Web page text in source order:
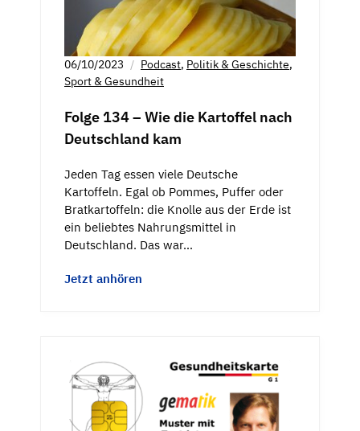
06/10/2023 Podcast, Politik & Geschichte,
Sport & Gesundheit
Folge 134 – Wie die Kartoffel nach
Deutschland kam
Jeden Tag essen viele Deutsche
Kartoffeln. Egal ob Pommes, Puffer oder
Bratkartoffeln: die Knolle aus der Erde ist
ein beliebtes Nahrungsmittel in
Deutschland. Das war…
Jetzt anhören